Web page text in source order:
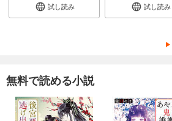
試し読み 試し読み
無料で読める小説